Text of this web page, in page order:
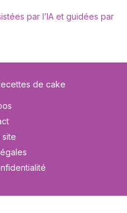
par l’IA et guidées par
de cake
site